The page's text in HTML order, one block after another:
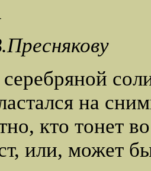
на
кто тонет
или, может